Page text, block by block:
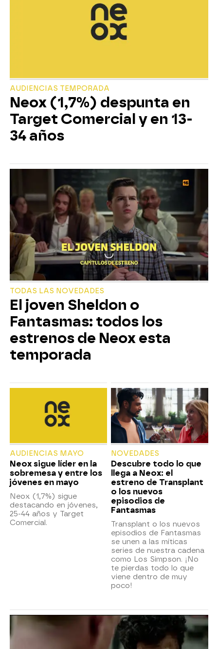
AUDIENCIAS TEMPORADA
Neox (1,7%) despunta en
Target Comercial y en 13-
34 años
TODAS LAS NOVEDADES
El joven Sheldon o
Fantasmas: todos los
estrenos de Neox esta
temporada
AUDIENCIAS MAYO
Neox sigue líder en la
sobremesa y entre los
jóvenes en mayo
Neox (1,7%) sigue
destacando en jóvenes,
25-44 años y Target
Comercial.
NOVEDADES
Descubre todo lo que
llega a Neox: el
estreno de Transplant
o los nuevos
episodios de
Fantasmas
Transplant o los nuevos
episodios de Fantasmas
se unen a las míticas
series de nuestra cadena
como Los Simpson. ¡No
te pierdas todo lo que
viene dentro de muy
poco!